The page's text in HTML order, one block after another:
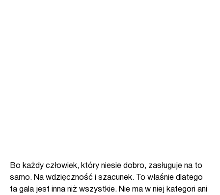
Bo każdy człowiek, który niesie dobro, zasługuje na to
samo. Na wdzięczność i szacunek. To właśnie dlatego
ta gala jest inna niż wszystkie. Nie ma w niej kategori ani